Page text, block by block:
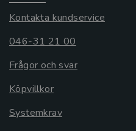
Kontakta kundservice
046-31 21 00
Frågor och svar
Köpvillkor
Systemkrav